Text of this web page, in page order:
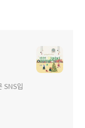
SNS입